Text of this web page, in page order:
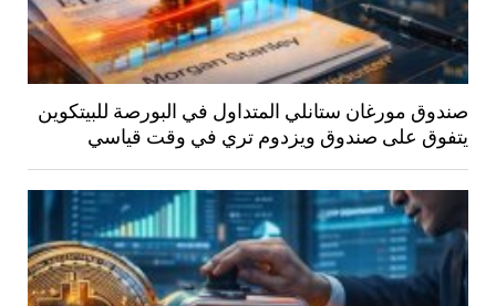
صندوق مورغان ستانلي المتداول في البورصة للبيتكوين
يتفوق على صندوق ويزدوم تري في وقت قياسي